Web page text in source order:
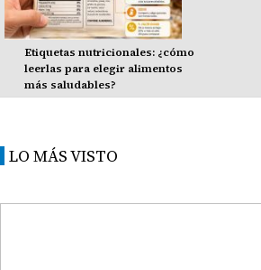
Etiquetas nutricionales: ¿cómo
leerlas para elegir alimentos
más saludables?
LO MÁS VISTO